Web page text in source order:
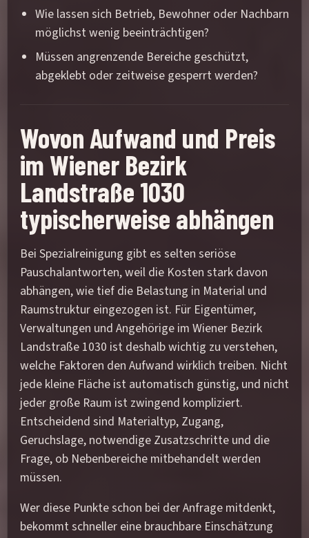
Wie lassen sich Betrieb, Bewohner oder Nachbarn
möglichst wenig beeinträchtigen?
Müssen angrenzende Bereiche geschützt,
abgeklebt oder zeitweise gesperrt werden?
Wovon Aufwand und Preis
im Wiener Bezirk
Landstraße 1030
typischerweise abhängen
Bei Spezialreinigung gibt es selten seriöse
Pauschalantworten, weil die Kosten stark davon
abhängen, wie tief die Belastung in Material und
Raumstruktur eingezogen ist. Für Eigentümer,
Verwaltungen und Angehörige im Wiener Bezirk
Landstraße 1030 ist deshalb wichtig zu verstehen,
welche Faktoren den Aufwand wirklich treiben. Nicht
jede kleine Fläche ist automatisch günstig, und nicht
jeder große Raum ist zwingend kompliziert.
Entscheidend sind Materialtyp, Zugang,
Geruchslage, notwendige Zusatzschritte und die
Frage, ob Nebenbereiche mitbehandelt werden
müssen.
Wer diese Punkte schon bei der Anfrage mitdenkt,
bekommt schneller eine brauchbare Einschätzung